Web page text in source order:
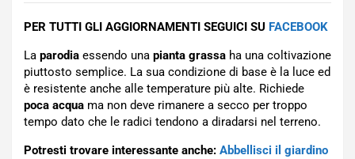
PER TUTTI GLI AGGIORNAMENTI SEGUICI SU FACEBOOK
La parodia essendo una pianta grassa ha una coltivazione
piuttosto semplice. La sua condizione di base è la luce ed
è resistente anche alle temperature più alte. Richiede
poca acqua ma non deve rimanere a secco per troppo
tempo dato che le radici tendono a diradarsi nel terreno.
Potresti trovare interessante anche: Abbellisci il giardino